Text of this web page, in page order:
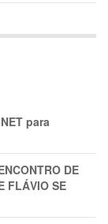
para
DE
FLÁVIO SE